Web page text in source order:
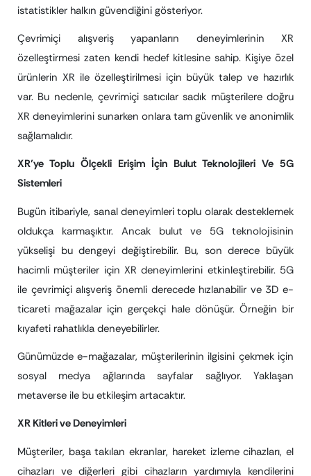
istatistikler halkın güvendiğini gösteriyor.
Çevrimiçi alışveriş yapanların deneyimlerinin XR
özelleştirmesi zaten kendi hedef kitlesine sahip. Kişiye özel
ürünlerin XR ile özelleştirilmesi için büyük talep ve hazırlık
var. Bu nedenle, çevrimiçi satıcılar sadık müşterilere doğru
XR deneyimlerini sunarken onlara tam güvenlik ve anonimlik
sağlamalıdır.
XR’ye Toplu Ölçekli Erişim İçin Bulut Teknolojileri Ve 5G
Sistemleri
Bugün itibariyle, sanal deneyimleri toplu olarak desteklemek
oldukça karmaşıktır. Ancak bulut ve 5G teknolojisinin
yükselişi bu dengeyi değiştirebilir. Bu, son derece büyük
hacimli müşteriler için XR deneyimlerini etkinleştirebilir. 5G
ile çevrimiçi alışveriş önemli derecede hızlanabilir ve 3D e-
ticareti mağazalar için gerçekçi hale dönüşür. Örneğin bir
kıyafeti rahatlıkla deneyebilirler.
Günümüzde e-mağazalar, müşterilerinin ilgisini çekmek için
sosyal medya ağlarında sayfalar sağlıyor. Yaklaşan
metaverse ile bu etkileşim artacaktır.
XR Kitleri ve Deneyimleri
Müşteriler, başa takılan ekranlar, hareket izleme cihazları, el
cihazları ve diğerleri gibi cihazların yardımıyla kendilerini